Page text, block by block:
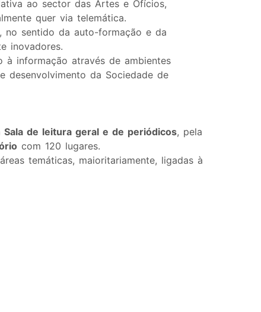
ao sector das Artes e Ofícios,
quer via telemática.
no sentido da auto-formação e da
inovadores.
à informação através de ambientes
desenvolvimento da Sociedade de
Sala de leitura geral e de periódicos, pela
com 120 lugares.
temáticas, maioritariamente, ligadas à